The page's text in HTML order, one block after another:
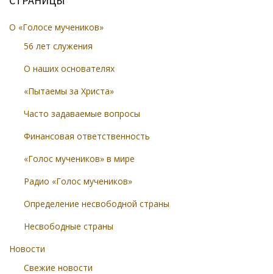
О «Голосе мучеников»
56 лет служения
О наших основателях
«Пытаемы за Христа»
Часто задаваемые вопросы
Финансовая ответственность
«Голос мучеников» в мире
Радио «Голос мучеников»
Определение несвободной страны
Несвободные страны
Новости
Свежие новости